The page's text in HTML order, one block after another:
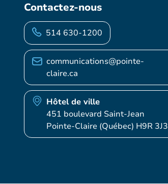
Contactez-nous
514 630-1200
communications@pointe-
claire.ca
Hôtel de ville
451 boulevard Saint-Jean
Pointe-Claire (Québec) H9R 3J3